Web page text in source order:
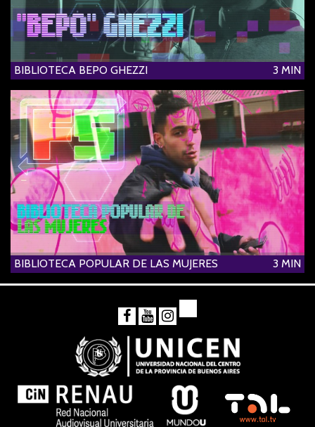
BIBLIOTECA BEPO GHEZZI 3 MIN
BIBLIOTECA POPULAR DE LAS MUJERES 3 MIN